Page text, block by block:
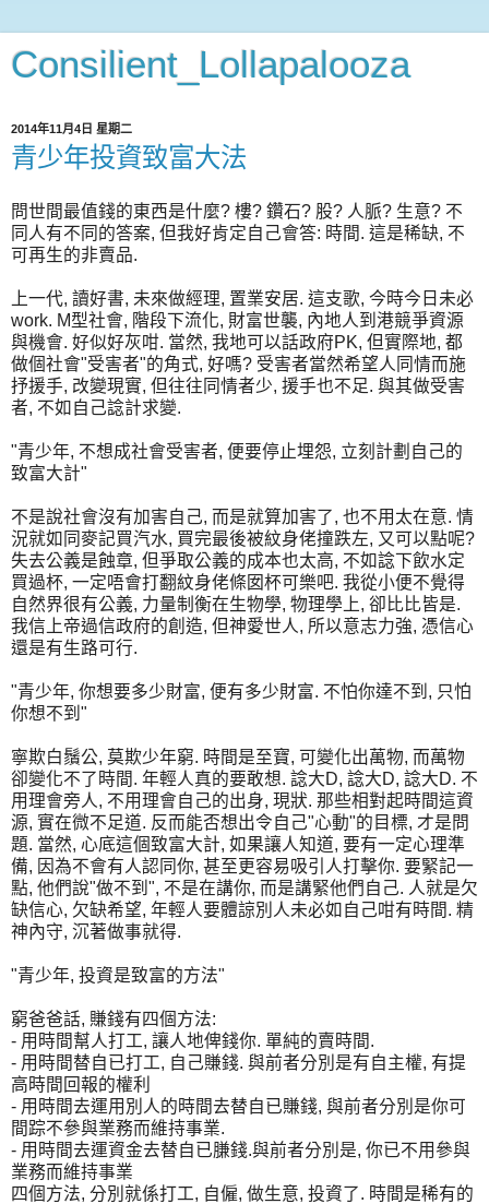
Consilient_Lollapalooza
2014年11月4日 星期二
青少年投資致富大法
問世間最值錢的東西是什麼? 樓? 鑽石? 股? 人脈? 生意? 不
同人有不同的答案, 但我好肯定自己會答: 時間. 這是稀缺, 不
可再生的非賣品.
上一代, 讀好書, 未來做經理, 置業安居. 這支歌, 今時今日未必
work. M型社會, 階段下流化, 財富世襲, 內地人到港競爭資源
與機會. 好似好灰咁. 當然, 我地可以話政府PK, 但實際地, 都
做個社會"受害者"的角式, 好嗎? 受害者當然希望人同情而施
抒援手, 改變現實, 但往往同情者少, 援手也不足. 與其做受害
者, 不如自己諗計求變.
"青少年, 不想成社會受害者, 便要停止埋怨, 立刻計劃自己的
致富大計"
不是說社會沒有加害自己, 而是就算加害了, 也不用太在意. 情
況就如同麥記買汽水, 買完最後被紋身佬撞跌左, 又可以點呢?
失去公義是蝕章, 但爭取公義的成本也太高, 不如諗下飲水定
買過杯, 一定唔會打翻紋身佬條囡杯可樂吧. 我從小便不覺得
自然界很有公義, 力量制衡在生物學, 物理學上, 卻比比皆是.
我信上帝過信政府的創造, 但神愛世人, 所以意志力強, 憑信心
還是有生路可行.
"青少年, 你想要多少財富, 便有多少財富. 不怕你達不到, 只怕
你想不到"
寧欺白鬚公, 莫欺少年窮. 時間是至寶, 可變化出萬物, 而萬物
卻變化不了時間. 年輕人真的要敢想. 諗大D, 諗大D, 諗大D. 不
用理會旁人, 不用理會自己的出身, 現狀. 那些相對起時間這資
源, 實在微不足道. 反而能否想出令自己"心動"的目標, 才是問
題. 當然, 心底這個致富大計, 如果讓人知道, 要有一定心理準
備, 因為不會有人認同你, 甚至更容易吸引人打擊你. 要緊記一
點, 他們說"做不到", 不是在講你, 而是講緊他們自己. 人就是欠
缺信心, 欠缺希望, 年輕人要體諒別人未必如自己咁有時間. 精
神內守, 沉著做事就得.
"青少年, 投資是致富的方法"
窮爸爸話, 賺錢有四個方法:
- 用時間幫人打工, 讓人地俾錢你. 單純的賣時間.
- 用時間替自已打工, 自己賺錢. 與前者分別是有自主權, 有提
高時間回報的權利
- 用時間去運用別人的時間去替自已賺錢, 與前者分別是你可
間踪不參與業務而維持事業.
- 用時間去運資金去替自已膁錢.與前者分別是, 你已不用參與
業務而維持事業
四個方法, 分別就係打工, 自僱, 做生意, 投資了. 時間是稀有的